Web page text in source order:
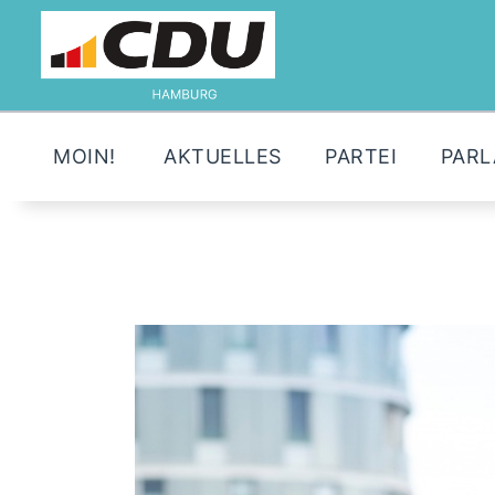
MOIN! AKTUELLES PARTEI